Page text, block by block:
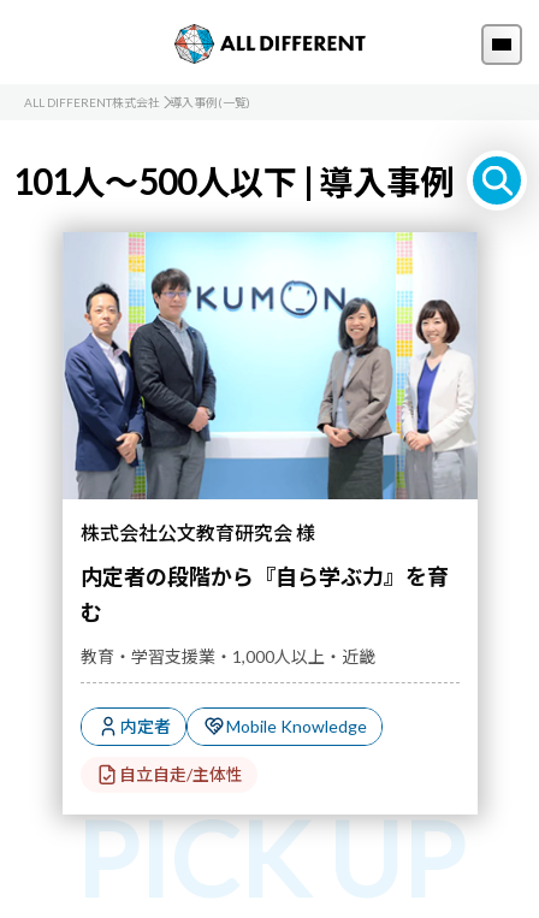
ALL DIFFERENT株式会社 導入事例(一覧)
101人～500人以下 | 導入事例
株式会社公文教育研究会 様
内定者の段階から『自ら学ぶ力』を育
む
教育・学習支援業・1,000人以上・近畿
内定者 Mobile Knowledge
自立自走/主体性